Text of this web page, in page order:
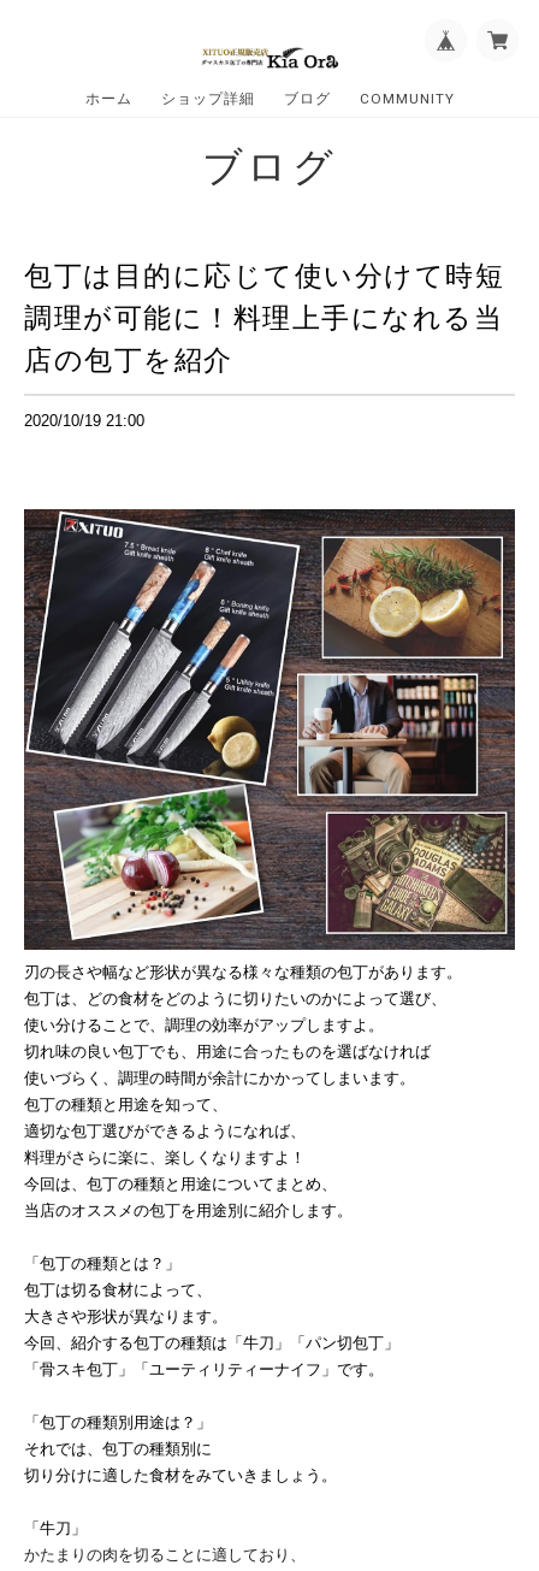
ホーム ショップ詳細 ブログ COMMUNITY
ブログ
包丁は目的に応じて使い分けて時短
調理が可能に！料理上手になれる当
店の包丁を紹介
2020/10/19 21:00
刃の長さや幅など形状が異なる様々な種類の包丁があります。
包丁は、どの食材をどのように切りたいのかによって選び、
使い分けることで、調理の効率がアップしますよ。
切れ味の良い包丁でも、用途に合ったものを選ばなければ
使いづらく、調理の時間が余計にかかってしまいます。
包丁の種類と用途を知って、
適切な包丁選びができるようになれば、
料理がさらに楽に、楽しくなりますよ！
今回は、包丁の種類と用途についてまとめ、
当店のオススメの包丁を用途別に紹介します。
「包丁の種類とは？」
包丁は切る食材によって、
大きさや形状が異なります。
今回、紹介する包丁の種類は「牛刀」「パン切包丁」
「骨スキ包丁」「ユーティリティーナイフ」です。
「包丁の種類別用途は？」
それでは、包丁の種類別に
切り分けに適した食材をみていきましょう。
「牛刀」
かたまりの肉を切ることに適しており、